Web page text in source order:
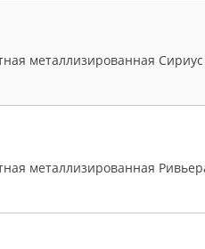
металлизированная
металлизированная